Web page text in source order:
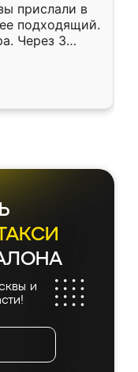
прислали в
подходящий.
Через 3
Остались
и